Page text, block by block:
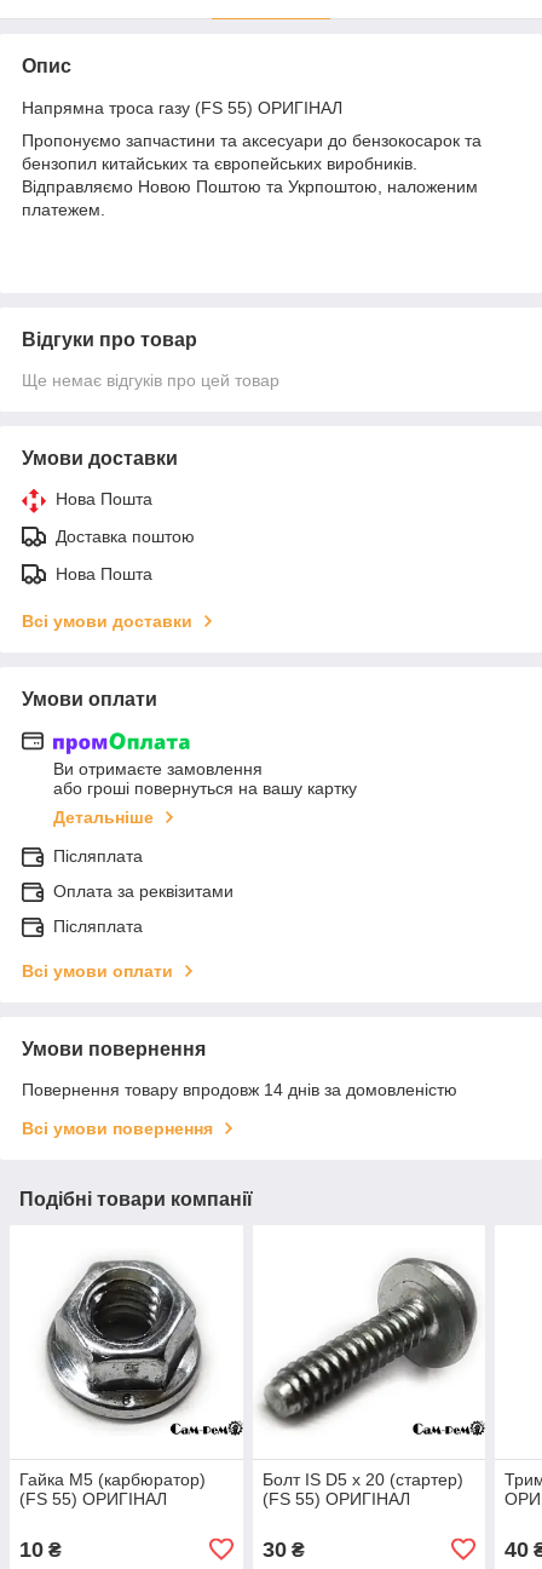
Опис
Напрямна троса газу (FS 55) ОРИГІНАЛ
Пропонуємо запчастини та аксесуари до бензокосарок та
бензопил китайських та європейських виробників.
Відправляємо Новою Поштою та Укрпоштою, наложеним
платежем.
Відгуки про товар
Ще немає відгуків про цей товар
Умови доставки
Нова Пошта
Доставка поштою
Нова Пошта
Всі умови доставки
Умови оплати
Ви отримаєте замовлення
або гроші повернуться на вашу картку
Детальніше
Післяплата
Оплата за реквізитами
Післяплата
Всі умови оплати
Умови повернення
Повернення товару впродовж 14 днів за домовленістю
Всі умови повернення
Подібні товари компанії
Гайка М5 (карбюратор)
(FS 55) ОРИГІНАЛ
10 ₴
Болт IS D5 x 20 (стартер)
(FS 55) ОРИГІНАЛ
30₴ 40